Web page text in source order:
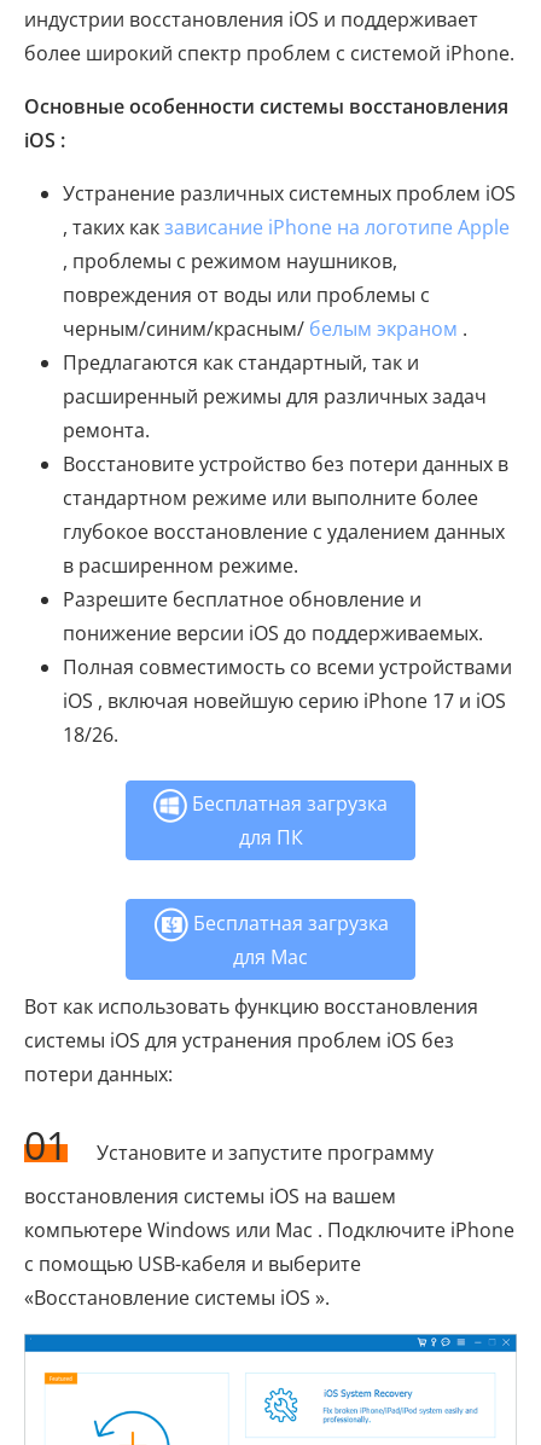
индустрии восстановления iOS и поддерживает
более широкий спектр проблем с системой iPhone.
Основные особенности системы восстановления
iOS :
Устранение различных системных проблем iOS
, таких какзависание iPhone на логотипе Apple
, проблемы с режимом наушников,
повреждения от воды или проблемы с
черным/синим/красным/ белым экраном .
Предлагаются как стандартный, так и
расширенный режимы для различных задач
ремонта.
Восстановите устройство без потери данных в
стандартном режиме или выполните более
глубокое восстановление с удалением данных
в расширенном режиме.
Разрешите бесплатное обновление и
понижение версии iOS до поддерживаемых.
Полная совместимость со всеми устройствами
iOS , включая новейшую серию iPhone 17 и iOS
18/26.
Бесплатная загрузка
для ПК
Бесплатная загрузка
для Mac
Вот как использовать функцию восстановления
системы iOS для устранения проблем iOS без
потери данных:
01
Установите и запустите программу
восстановления системы iOS на вашем
компьютере Windows или Mac . Подключите iPhone
с помощью USB-кабеля и выберите
«Восстановление системы iOS ».